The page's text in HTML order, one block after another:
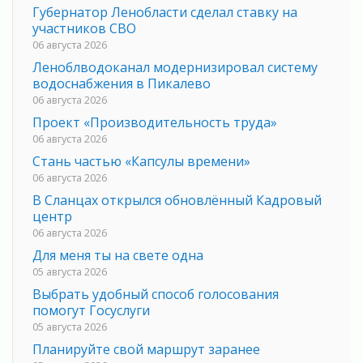
Губернатор Ленобласти сделал ставку на
участников СВО
06 августа 2026
Леноблводоканал модернизировал систему
водоснабжения в Пикалево
06 августа 2026
Проект «Производительность труда»
06 августа 2026
Стань частью «Капсулы времени»
06 августа 2026
В Сланцах открылся обновлённый Кадровый
центр
06 августа 2026
Для меня ты на свете одна
05 августа 2026
Выбрать удобный способ голосования
помогут Госуслуги
05 августа 2026
Планируйте свой маршрут заранее